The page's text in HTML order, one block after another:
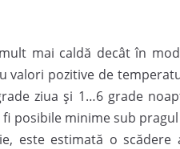
mai caldă decât în
valori pozitive de
ziua și 1…6 grade
posibile minime sub
este estimată o